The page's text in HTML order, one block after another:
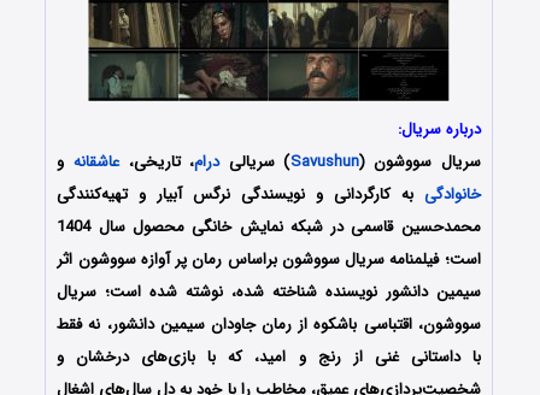
درباره سریال:
سریال سووشون (Savushun) سریالیدرام، تاریخی،عاشقانه و
خانوادگی به کارگردانی و نویسندگی نرگس آبیار و تهیه‌کنندگی
محمدحسین قاسمی در شبکه نمایش خانگی محصول سال 1404
است؛ فیلمنامه سریال سووشون براساس رمان پر آوازه‌ سووشون اثر
سیمین دانشور نویسنده شناخته شده، نوشته شده است؛ سریال
سووشون، اقتباسی باشکوه از رمان جاودان سیمین دانشور، نه فقط
با داستانی غنی از رنج و امید، که با بازی‌های درخشان و
شخصیت‌پردازی‌های عمیق، مخاطب را با خود به دل سال‌های اشغال